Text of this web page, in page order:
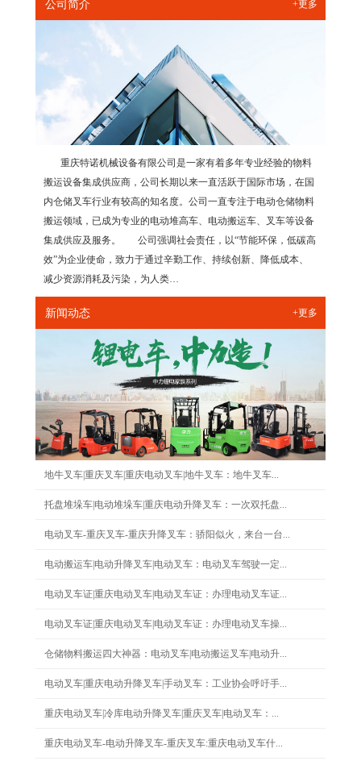
公司简介 +更多
重庆特诺机械设备有限公司是一家有着多年专业经验的物料
搬运设备集成供应商，公司长期以来一直活跃于国际市场，在国
内仓储叉车行业有较高的知名度。公司一直专注于电动仓储物料
搬运领域，已成为专业的电动堆高车、电动搬运车、叉车等设备
集成供应及服务。 公司强调社会责任，以“节能环保，低碳高
效”为企业使命，致力于通过辛勤工作、持续创新、降低成本、
减少资源消耗及污染，为人类…
新闻动态 +更多
地牛叉车|重庆叉车|重庆电动叉车|地牛叉车：地牛叉车...
托盘堆垛车|电动堆垛车|重庆电动升降叉车：一次双托盘...
电动叉车-重庆叉车-重庆升降叉车：骄阳似火，来台一台...
电动搬运车|电动升降叉车|电动叉车：电动叉车驾驶一定...
电动叉车证|重庆电动叉车|电动叉车证：办理电动叉车证...
电动叉车证|重庆电动叉车|电动叉车证：办理电动叉车操...
仓储物料搬运四大神器：电动叉车|电动搬运叉车|电动升...
电动叉车|重庆电动升降叉车|手动叉车：工业协会呼吁手...
重庆电动叉车|冷库电动升降叉车|重庆叉车|电动叉车：...
重庆电动叉车-电动升降叉车-重庆叉车:重庆电动叉车什...